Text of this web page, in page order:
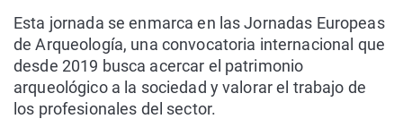
Esta jornada se enmarca en las Jornadas Europeas
de Arqueología, una convocatoria internacional que
desde 2019 busca acercar el patrimonio
arqueológico a la sociedad y valorar el trabajo de
los profesionales del sector.